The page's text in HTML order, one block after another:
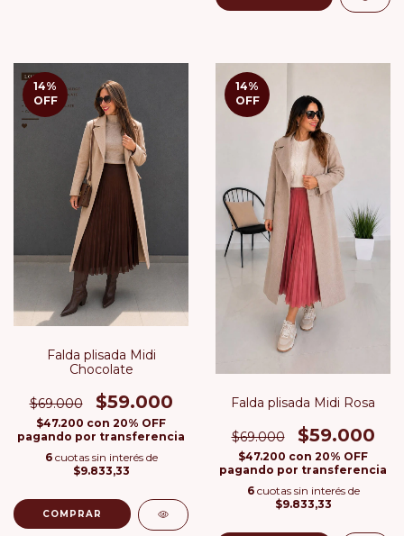
14%
OFF
Falda plisada Midi
Chocolate
$69.000 $59.000
$47.200 con 20% OFF
pagando por transferencia
6 cuotas sin interés de
$9.833,33
COMPRAR
14%
OFF
Falda plisada Midi Rosa
$69.000 $59.000
$47.200 con 20% OFF
pagando por transferencia
6 cuotas sin interés de
$9.833,33